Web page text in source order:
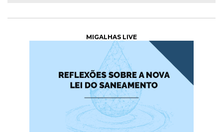
MIGALHAS LIVE